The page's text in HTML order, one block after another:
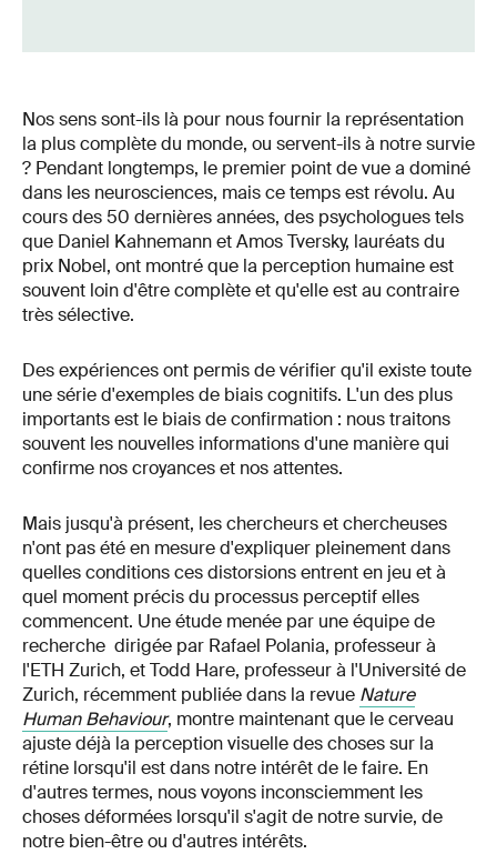
Nos sens sont-ils là pour nous fournir la représentation
la plus complète du monde, ou servent-ils à notre survie
? Pendant longtemps, le premier point de vue a dominé
dans les neurosciences, mais ce temps est révolu. Au
cours des 50 dernières années, des psychologues tels
que Daniel Kahnemann et Amos Tversky, lauréats du
prix Nobel, ont montré que la perception humaine est
souvent loin d'être complète et qu'elle est au contraire
très sélective.
Des expériences ont permis de vérifier qu'il existe toute
une série d'exemples de biais cognitifs. L'un des plus
importants est le biais de confirmation : nous traitons
souvent les nouvelles informations d'une manière qui
confirme nos croyances et nos attentes.
Mais jusqu'à présent, les chercheurs et chercheuses
n'ont pas été en mesure d'expliquer pleinement dans
quelles conditions ces distorsions entrent en jeu et à
quel moment précis du processus perceptif elles
commencent. Une étude menée par une équipe de
recherche dirigée par Rafael Polania, professeur à
l'ETH Zurich, et Todd Hare, professeur à l'Université de
Zurich, récemment publiée dans la revue Nature
Human Behaviour, montre maintenant que le cerveau
ajuste déjà la perception visuelle des choses sur la
rétine lorsqu'il est dans notre intérêt de le faire. En
d'autres termes, nous voyons inconsciemment les
choses déformées lorsqu'il s'agit de notre survie, de
notre bien-être ou d'autres intérêts.